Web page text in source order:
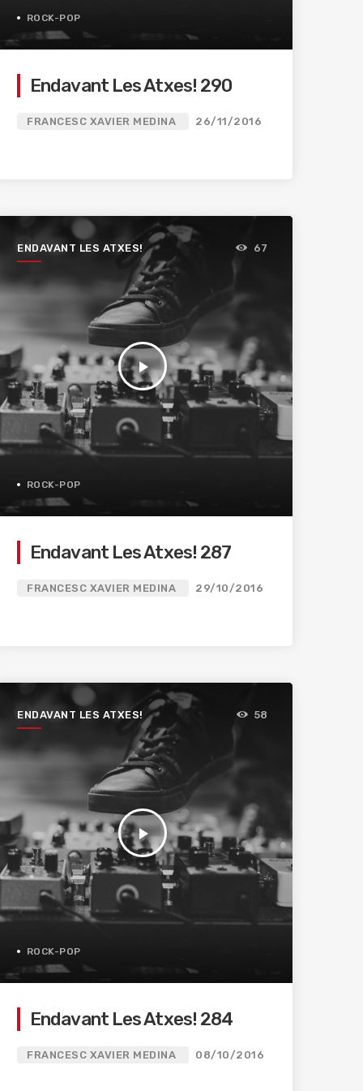
ROCK-POP
Endavant Les Atxes! 290
FRANCESC XAVIER MEDINA 26/11/2016
ENDAVANT LES ATXES!
play_arrow
67
ROCK-POP
Endavant Les Atxes! 287
FRANCESC XAVIER MEDINA 29/10/2016
ENDAVANT LES ATXES!
play_arrow
58
ROCK-POP
Endavant Les Atxes! 284
FRANCESC XAVIER MEDINA 08/10/2016